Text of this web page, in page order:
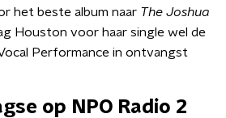
het beste album naar The Joshua
Houston voor haar single wel de
Performance in ontvangst
op NPO Radio 2